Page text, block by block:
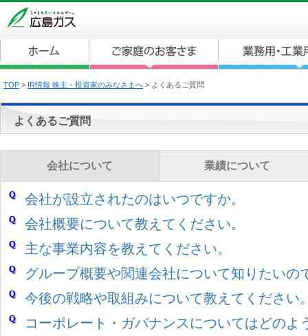
TOP > IR情報 株主・投資家のみなさまへ > よくあるご質問
よくあるご質問
会社について 業績について
会社が設立されたのはいつですか。
会社概要について教えてください。
主な事業内容を教えてください。
グループ概要や関連会社について知りたいの
今後の戦略や取組みについて教えてください
コーポレート・ガバナンスについてはどのよ